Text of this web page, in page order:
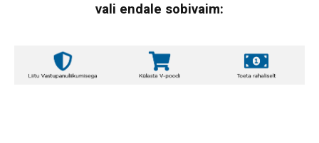
vali endale sobivaim: